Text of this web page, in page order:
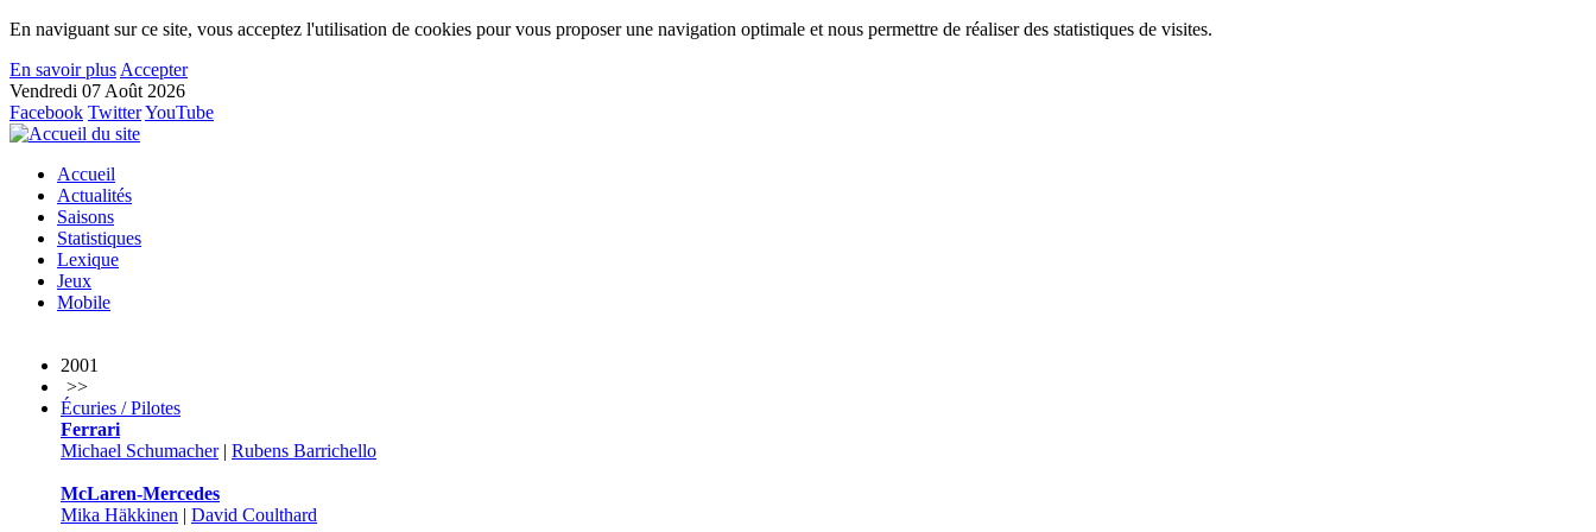
En naviguant sur ce site, vous acceptez l'utilisation de cookies pour vous proposer une navigation optimale et nous permettre de réaliser des statistiques de visites.
En savoir plus Accepter
Vendredi 07 Août 2026
Facebook TwitterYouTube
Accueil
Actualités
Saisons
Statistiques
Lexique
Jeux
Mobile
2001
>>
Écuries / Pilotes
Ferrari
Michael Schumacher| Rubens Barrichello
McLaren-Mercedes
Mika Häkkinen | David Coulthard